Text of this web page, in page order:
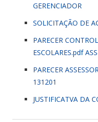
GERENCIADOR
SOLICITAÇÃO DE
PARECER
ESCOLARES.pdf
PARECER
131201
JUSTIFICATVA DA